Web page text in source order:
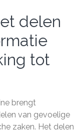
delen
tot
brengt
van gevoelige
zaken. Het delen